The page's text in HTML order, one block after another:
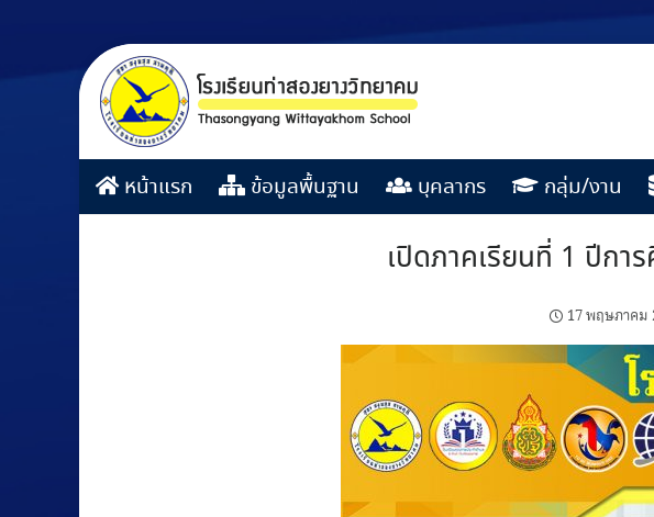
หน้าแรก ข้อมูลพื้นฐาน บุคลากร กลุ่ม/งาน
เปิดภาคเรียนที่ 1 ปีกา
17 พฤษภาคม